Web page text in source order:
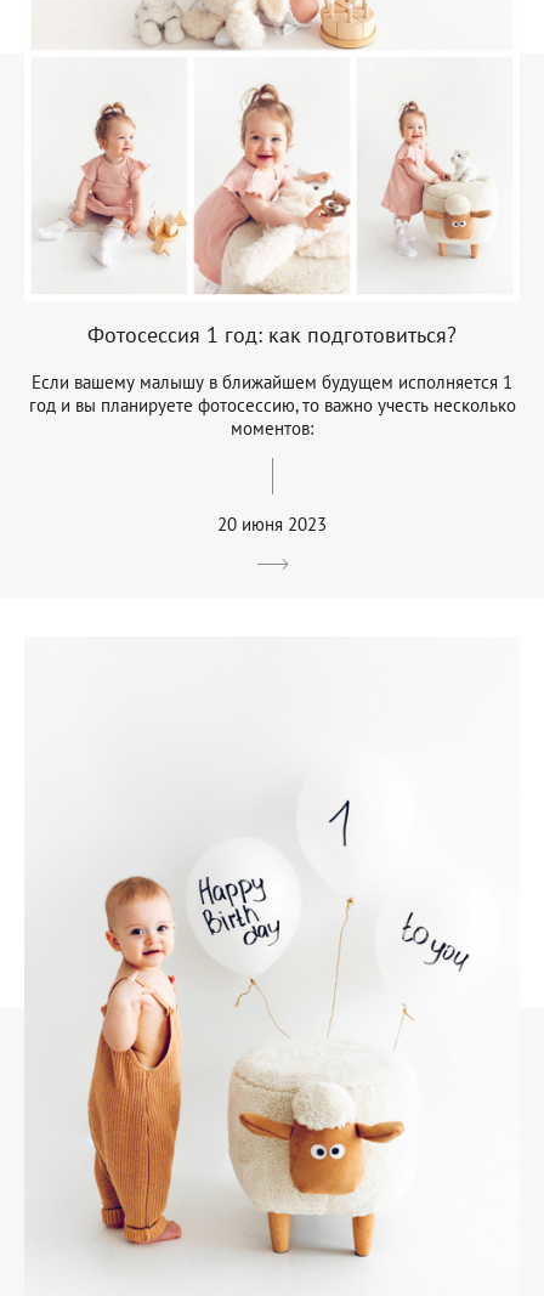
Фотосессия 1 год: как подготовиться?
Если вашему малышу в ближайшем будущем исполняется 1
год и вы планируете фотосессию, то важно учесть несколько
моментов:
20 июня 2023